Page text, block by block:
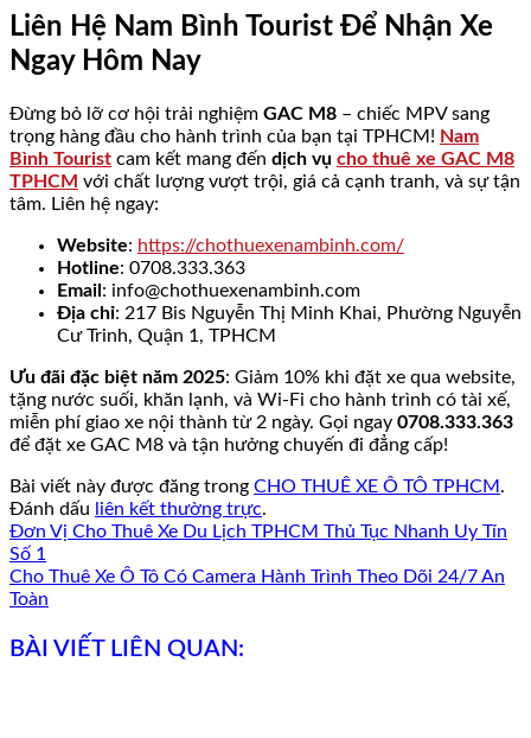
Liên Hệ Nam Bình Tourist Để Nhận Xe
Ngay Hôm Nay
Đừng bỏ lỡ cơ hội trải nghiệm GAC M8 – chiếc MPV sang
trọng hàng đầu cho hành trình của bạn tại TPHCM! Nam
Bình Tourist cam kết mang đến dịch vụ cho thuê xe GAC M8
TPHCM với chất lượng vượt trội, giá cả cạnh tranh, và sự tận
tâm. Liên hệ ngay:
Website: https://chothuexenambinh.com/
Hotline: 0708.333.363
Email : info@chothuexenambinh.com
Địa chỉ: 217 Bis Nguyễn Thị Minh Khai, Phường Nguyễn
Cư Trinh, Quận 1, TPHCM
Ưu đãi đặc biệt năm 2025: Giảm 10% khi đặt xe qua website,
tặng nước suối, khăn lạnh, và Wi-Fi cho hành trình có tài xế,
miễn phí giao xe nội thành từ 2 ngày. Gọi ngay 0708.333.363
để đặt xe GAC M8 và tận hưởng chuyến đi đẳng cấp!
Bài viết này được đăng trong CHO THUÊ XE Ô TÔ TPHCM .
Đánh dấu
liên kết thường trực.
Đơn Vị Cho Thuê Xe Du Lịch TPHCM Thủ Tục Nhanh Uy Tín
Số 1
Cho Thuê Xe Ô Tô Có Camera Hành Trình Theo Dõi 24/7 An
Toàn
BÀI VIẾT LIÊN QUAN: